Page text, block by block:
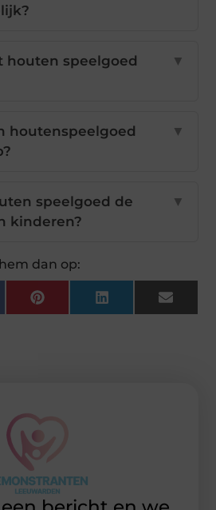
houten speelgoed
▼
houtenspeelgoed
▼
speelgoed de
kinderen?
▼
dan op:
PinterestLinkedInEmail